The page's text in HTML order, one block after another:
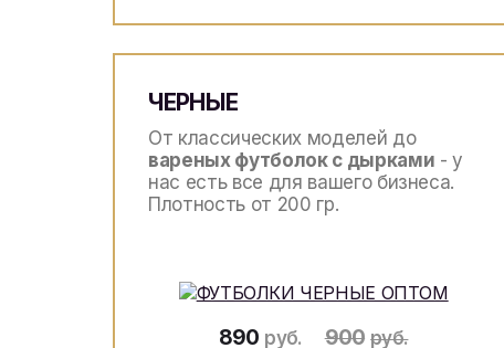
ЧЕРНЫЕ
От классических моделей до
вареных футболок с дырками - у
нас есть все для вашего бизнеса.
Плотность от 200 гр.
890 руб. 900 руб.